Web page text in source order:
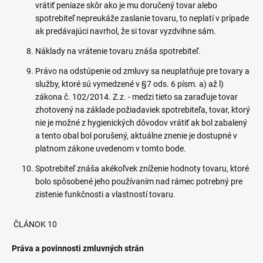
vrátiť peniaze skôr ako je mu doručený tovar alebo
spotrebiteľ nepreukáže zaslanie tovaru, to neplatí v prípade
ak predávajúci navrhol, že si tovar vyzdvihne sám.
Náklady na vrátenie tovaru znáša spotrebiteľ.
Právo na odstúpenie od zmluvy sa neuplatňuje pre tovary a
služby, ktoré sú vymedzené v §7 ods. 6 písm. a) až l)
zákona č. 102/2014. Z.z. - medzi tieto sa zaraďuje tovar
zhotovený na základe požiadaviek spotrebiteľa, tovar, ktorý
nie je možné z hygienických dôvodov vrátiť ak bol zabalený
a tento obal bol porušený, aktuálne znenie je dostupné v
platnom zákone uvedenom v tomto bode.
Spotrebiteľ znáša akékoľvek zníženie hodnoty tovaru, ktoré
bolo spôsobené jeho používaním nad rámec potrebný pre
zistenie funkčnosti a vlastností tovaru.
ČLÁNOK 10
Práva a povinnosti zmluvných strán